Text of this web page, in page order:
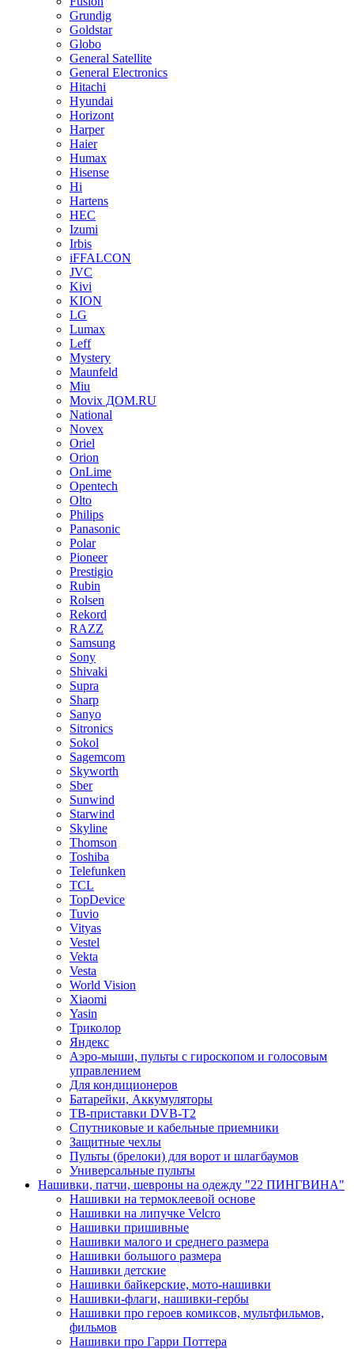
Grundig
Goldstar
Globo
General Satellite
General Electronics
Hitachi
Hyundai
Horizont
Harper
Haier
Humax
Hisense
Hi
Hartens
HEC
Izumi
Irbis
iFFALCON
JVC
Kivi
KION
LG
Lumax
Leff
Mystery
Maunfeld
Miu
Movix ДОМ.RU
National
Novex
Oriel
Orion
OnLime
Opentech
Olto
Philips
Panasonic
Polar
Pioneer
Prestigio
Rubin
Rolsen
Rekord
RAZZ
Samsung
Sony
Shivaki
Supra
Sharp
Sanyo
Sitronics
Sokol
Sagemcom
Skyworth
Sber
Sunwind
Starwind
Skyline
Thomson
Toshiba
Telefunken
TCL
TopDevice
Tuvio
Vityas
Vestel
Vekta
Vesta
World Vision
Xiaomi
Yasin
Триколор
Яндекс
Аэро-мыши, пульты с гироскопом и голосовым
управлением
Для кондиционеров
Батарейки, Аккумуляторы
ТВ-приставки DVB-T2
Спутниковые и кабельные приемники
Защитные чехлы
Пульты (брелоки) для ворот и шлагбаумов
Универсальные пульты
Нашивки, патчи, шевроны на одежду "22 ПИНГВИНА"
Нашивки на термоклеевой основе
Нашивки на липучке Velcro
Нашивки пришивные
Нашивки малого и среднего размера
Нашивки большого размера
Нашивки детские
Нашивки байкерские, мото-нашивки
Нашивки-флаги, нашивки-гербы
Нашивки про героев комиксов, мультфильмов,
фильмов
Нашивки про Гарри Поттера